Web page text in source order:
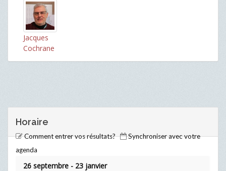
Jacques
Cochrane
Horaire
Comment entrer vos résultats?
Synchroniser avec votre
agenda
26 septembre - 23 janvier